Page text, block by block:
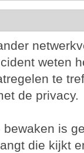
weten
te
de privacy.
is
die kijkt